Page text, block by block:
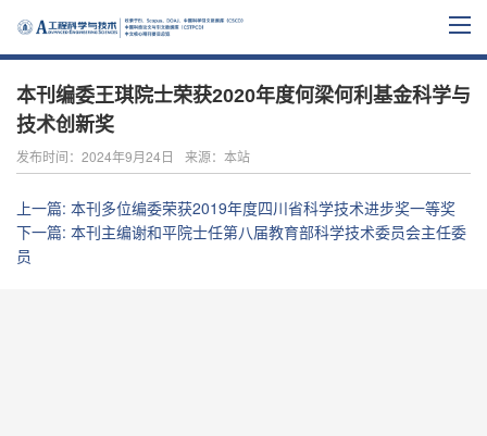
本刊编委王琪院士荣获2020年度何梁何利基金科学与
技术创新奖
发布时间：2024年9月24日 来源：本站
上一篇: 本刊多位编委荣获2019年度四川省科学技术进步奖一等奖
下一篇: 本刊主编谢和平院士任第八届教育部科学技术委员会主任委
员